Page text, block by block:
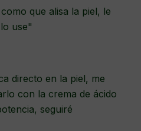
que alisa la piel, le
use"
directo en la piel, me
con la crema de ácido
seguiré